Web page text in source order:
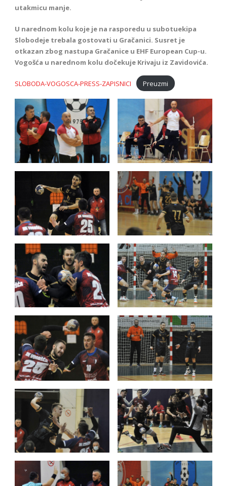
utakmicu manje.
U narednom kolu koje je na rasporedu u subotuekipa
Slobodeje trebala gostovati u Gračanici. Susret je
otkazan zbog nastupa Gračanice u EHF European Cup-u.
Vogošća u narednom kolu dočekuje Krivaju iz Zavidovića.
SLOBODA-VOGOSCA-PRESS-ZAPISNICI Preuzmi